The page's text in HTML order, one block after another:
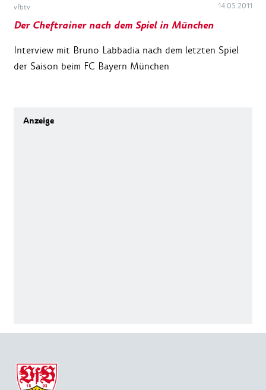
vfbtv 14.05.2011
Der Cheftrainer nach dem Spiel in München
Interview mit Bruno Labbadia nach dem letzten Spiel
der Saison beim FC Bayern München